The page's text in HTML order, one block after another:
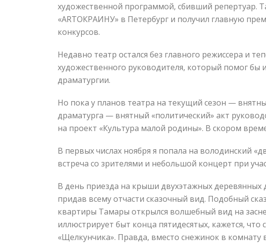
художественной программой, сбивший репертуар.
«ARTОКРАИНУ» в Петербург и получил главную
конкурсов.
Недавно театр остался без главного режиссера и
художественного руководителя, который помог бы
драматургии.
Но пока у планов театра на текущий сезон —
драматурга — внятный «политический» акт
на проект «Культура малой родины». В скором
В первых числах ноября я попала на володинский
встреча со зрителями и небольшой концерт при
В день приезда на крыши двухэтажных деревянных
придав всему отчасти сказочный вид. Подобный
квартиры Тамары открылся волшебный вид на
иллюстрирует быт конца пятидесятых, кажется, что
«Щелкунчика». Правда, вместо снежинок в